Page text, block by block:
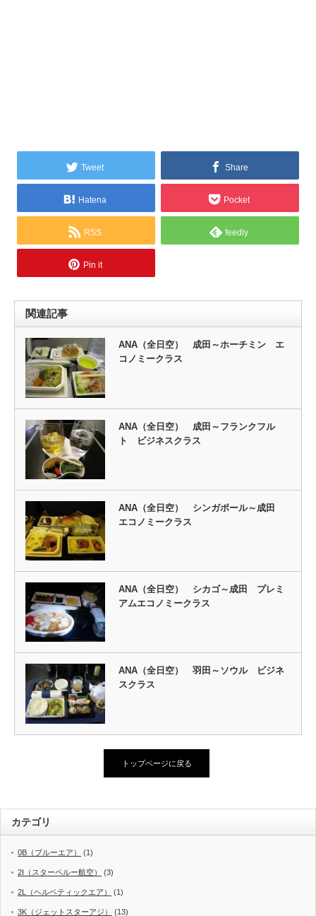
Tweet Share
Hatena Pocket
RSS feedly
Pin it
関連記事
ANA（全日空） 成田～ホーチミン エ
コノミークラス
ANA（全日空） 成田～フランクフル
ト ビジネスクラス
ANA（全日空） シンガポール～成田
エコノミークラス
ANA（全日空） シカゴ～成田 プレミ
アムエコノミークラス
ANA（全日空） 羽田～ソウル ビジネ
スクラス
トップページに戻る
カテゴリ
0B（ブルーエア） (1)
2I（スターペルー航空） (3)
2L（ヘルベティックエア） (1)
3K（ジェットスターアジ） (13)